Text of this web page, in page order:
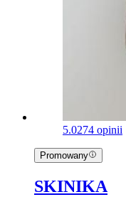
5.0274 opinii
Promowany
SKINIKA